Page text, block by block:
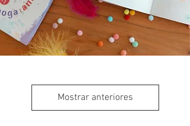
Mostrar anteriores